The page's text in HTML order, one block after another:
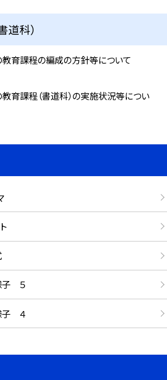
道科）
育課程の編成の方針等について
育課程（書道科）の実施状況等につい
子 ５
子 ４